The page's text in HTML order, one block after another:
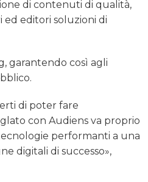
di contenuti di qualità,
ed editori soluzioni di
garantendo così agli
di poter fare
con Audiens va proprio
performanti a una
digitali di successo»,